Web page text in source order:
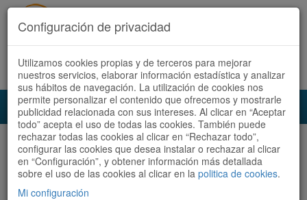
Acceder Registrate ahora Español | Català
Audioruta Todas las rutas
Todas las rutas Ordenar por:Más recientes
Configuración de privacidad
Utilizamos cookies propias y de terceros para mejorar
nuestros servicios, elaborar información estadística y analizar
sus hábitos de navegación. La utilización de cookies nos
permite personalizar el contenido que ofrecemos y mostrarle
publicidad relacionada con sus intereses. Al clicar en “Aceptar
todo” acepta el uso de todas las cookies. También puede
rechazar todas las cookies al clicar en “Rechazar todo”,
configurar las cookies que desea instalar o rechazar al clicar
en “Configuración”, y obtener información más detallada
sobre el uso de las cookies al clicar en la politica de cookies.
Mi configuración